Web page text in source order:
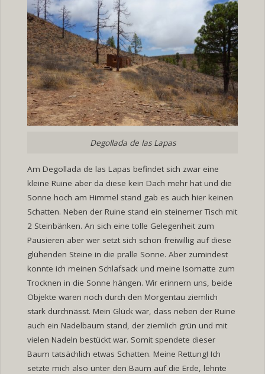
Degollada de las Lapas
Am Degollada de las Lapas befindet sich zwar eine
kleine Ruine aber da diese kein Dach mehr hat und die
Sonne hoch am Himmel stand gab es auch hier keinen
Schatten. Neben der Ruine stand ein steinerner Tisch mit
2 Steinbänken. An sich eine tolle Gelegenheit zum
Pausieren aber wer setzt sich schon freiwillig auf diese
glühenden Steine in die pralle Sonne. Aber zumindest
konnte ich meinen Schlafsack und meine Isomatte zum
Trocknen in die Sonne hängen. Wir erinnern uns, beide
Objekte waren noch durch den Morgentau ziemlich
stark durchnässt. Mein Glück war, dass neben der Ruine
auch ein Nadelbaum stand, der ziemlich grün und mit
vielen Nadeln bestückt war. Somit spendete dieser
Baum tatsächlich etwas Schatten. Meine Rettung! Ich
setzte mich also unter den Baum auf die Erde, lehnte